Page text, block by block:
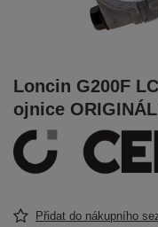
Loncin G200F
ojnice
Přidat do nákupního